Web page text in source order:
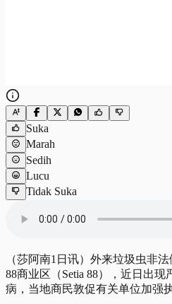
Suka
Marah
Sedih
Lucu
Tidak Suka
（莎阿南1日讯）外来垃圾虫非
88商业区（Setia 88），近日出
病，当地商民敦促有关单位加强执